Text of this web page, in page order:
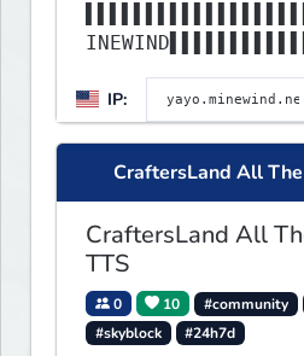
IP:
CraftersLand All
CraftersLand All
TTS
0 10 #community
#skyblock
#24h7d